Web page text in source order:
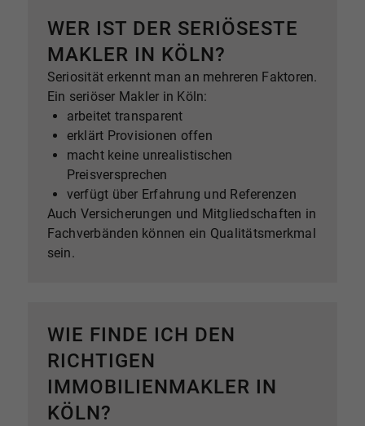
WER IST DER SERIÖSESTE
MAKLER IN KÖLN?
Seriosität erkennt man an mehreren Faktoren.
Ein seriöser Makler in Köln:
arbeitet transparent
erklärt Provisionen offen
macht keine unrealistischen
Preisversprechen
verfügt über Erfahrung und Referenzen
Auch Versicherungen und Mitgliedschaften in
Fachverbänden können ein Qualitätsmerkmal
sein.
WIE FINDE ICH DEN
RICHTIGEN
IMMOBILIENMAKLER IN
KÖLN?